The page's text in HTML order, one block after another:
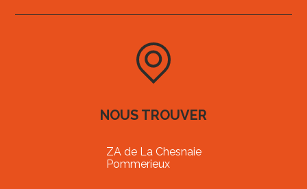
NOUS TROUVER
ZA de La Chesnaie
Pommerieux